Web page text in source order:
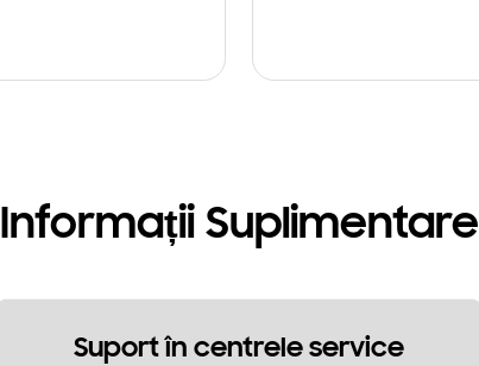
Informații Suplimentare
Suport în centrele service